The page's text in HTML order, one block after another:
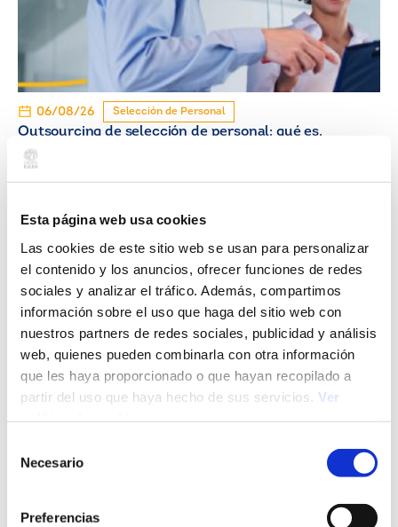
Esta página web usa cookies
Las cookies de este sitio web se usan para personalizar
el contenido y los anuncios, ofrecer funciones de redes
sociales y analizar el tráfico. Además, compartimos
información sobre el uso que haga del sitio web con
nuestros partners de redes sociales, publicidad y análisis
web, quienes pueden combinarla con otra información
que les haya proporcionado o que hayan recopilado a
partir del uso que haya hecho de sus servicios. Ver
Necesario
Preferencias
06/08/26 Selección de Personal
Outsourcing de selección de personal: qué es,
cómo funciona y cuándo contratarlo
29/07/26 Selección de Personal
Proceso de selección de personal: qué es, etapas y